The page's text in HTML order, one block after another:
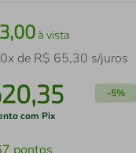
,00à vista
x de R$ 65,30 s/juros
,35 -5%
com Pix